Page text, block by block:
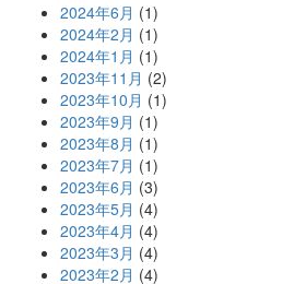
2024年6月 (1)
2024年2月 (1)
2024年1月 (1)
2023年11月 (2)
2023年10月 (1)
2023年9月 (1)
2023年8月 (1)
2023年7月 (1)
2023年6月 (3)
2023年5月 (4)
2023年4月 (4)
2023年3月 (4)
2023年2月 (4)